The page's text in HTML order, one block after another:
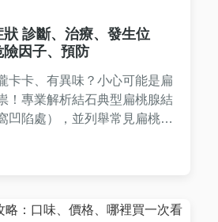
診斷、治療、發生位
因子、預防
卡卡、有異味？小心可能是‌扁
！專業解析結石典型‌扁桃腺結
凹陷處），並列舉常見‌扁桃腺
桃腺結石診斷‌流程，到實用的‌
扁桃腺結石預防‌對策（加強漱